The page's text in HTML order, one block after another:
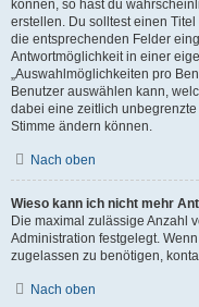
können, so hast du
erstellen. Du solltest einen
die entsprechenden Felder
Antwortmöglichkeit in einer
„Auswahlmöglichkeiten pro
Benutzer auswählen kann,
dabei eine zeitlich
Stimme ändern können.
Nach oben
Wieso kann ich nicht mehr
Die maximal zulässige Anzahl
Administration festgelegt.
zugelassen zu benötigen,
Nach oben